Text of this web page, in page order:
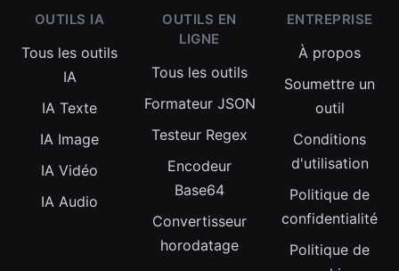
OUTILS IA
Tous les outils
IA
IA Texte
IA Image
IA Vidéo
IA Audio
OUTILS EN
LIGNE
Tous les outils
Formateur JSON
Testeur Regex
Encodeur
Base64
Convertisseur
horodatage
ENTREPRISE
À propos
Soumettre un
outil
Conditions
d'utilisation
Politique de
confidentialité
Politique de